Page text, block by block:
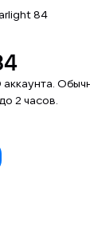
84
2 часов.